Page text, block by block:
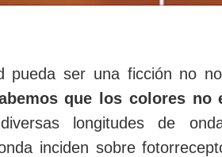
pueda ser una ficción no
que los colores no
longitudes de
inciden sobre